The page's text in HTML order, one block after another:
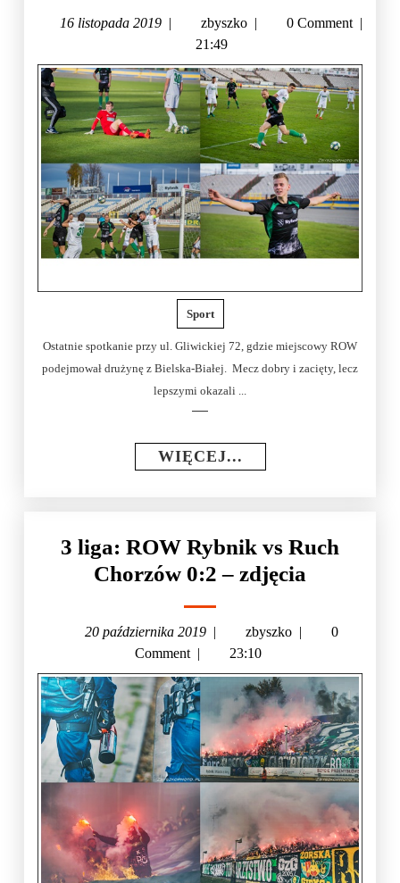
16 listopada 2019 | zbyszko | 0 Comment |
21:49
Sport
Ostatnie spotkanie przy ul. Gliwickiej 72, gdzie miejscowy ROW
podejmował drużynę z Bielska-Białej. Mecz dobry i zacięty, lecz
lepszymi okazali ...
WIĘCEJ...
3 liga: ROW Rybnik vs Ruch
Chorzów 0:2 – zdjęcia
20 października 2019 | zbyszko |
0
Comment | 23:10